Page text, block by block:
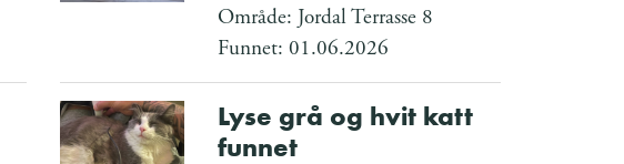
Område: Jordal Terrasse 8
Funnet: 01.06.2026
Lyse grå og hvit katt
funnet